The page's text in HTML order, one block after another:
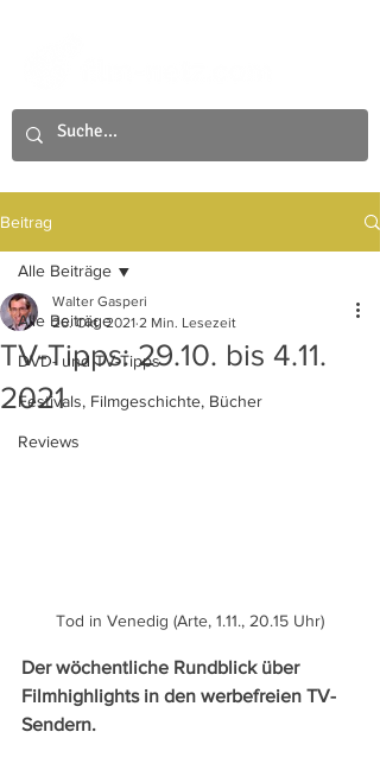
Beitrag
Alle Beiträge
DVD- und TV-Tipps
Festivals, Filmgeschichte, Bücher
Reviews
Alle Beiträge
TV-Tipps: 29.10. bis 4.11.
2021
Walter Gasperi
26. Okt. 2021 2 Min. Lesezeit
Tod in Venedig (Arte, 1.11., 20.15 Uhr)
Der wöchentliche Rundblick über
Filmhighlights in den werbefreien TV-
Sendern.